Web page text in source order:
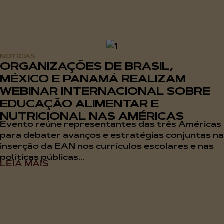
NOTÍCIAS
ORGANIZAÇÕES DE BRASIL,
MÉXICO E PANAMÁ REALIZAM
WEBINAR INTERNACIONAL SOBRE
EDUCAÇÃO ALIMENTAR E
NUTRICIONAL NAS AMÉRICAS
Evento reúne representantes das três Américas
para debater avanços e estratégias conjuntas na
inserção da EAN nos currículos escolares e nas
políticas públicas...
LEIA MAIS